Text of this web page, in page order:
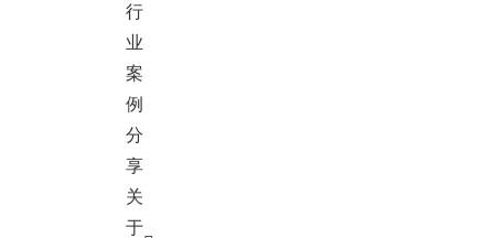
行
业
案
例
分
享
关
于